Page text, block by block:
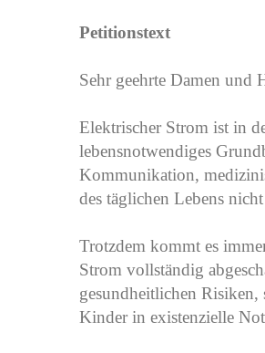
Petitionstext
Sehr geehrte Damen und
Elektrischer Strom ist in
lebensnotwendiges
Kommunikation,
des täglichen Lebens
Trotzdem kommt es
Strom vollständig
gesundheitlichen Risiken,
Kinder in existenzielle